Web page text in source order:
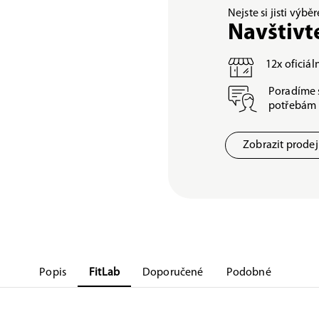
Nejste si jisti
12x
Poradíme
potřebám
Zobrazit
Popis FitLab Doporučené Podobné